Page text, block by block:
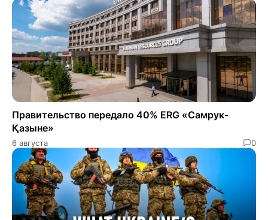
Правительство передало 40% ERG «Самрук-
Қазыне»
6 августа 0